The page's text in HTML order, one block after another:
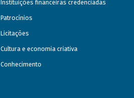
Instituições financeiras credenciadas
Patrocínios
Licitações
Cultura e economia criativa
Conhecimento